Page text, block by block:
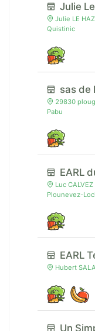
Julie
Julie LE
Quistinic
sas de
29830
Pabu
EARL
Luc
Plounevez-
EARL
Hubert
Un